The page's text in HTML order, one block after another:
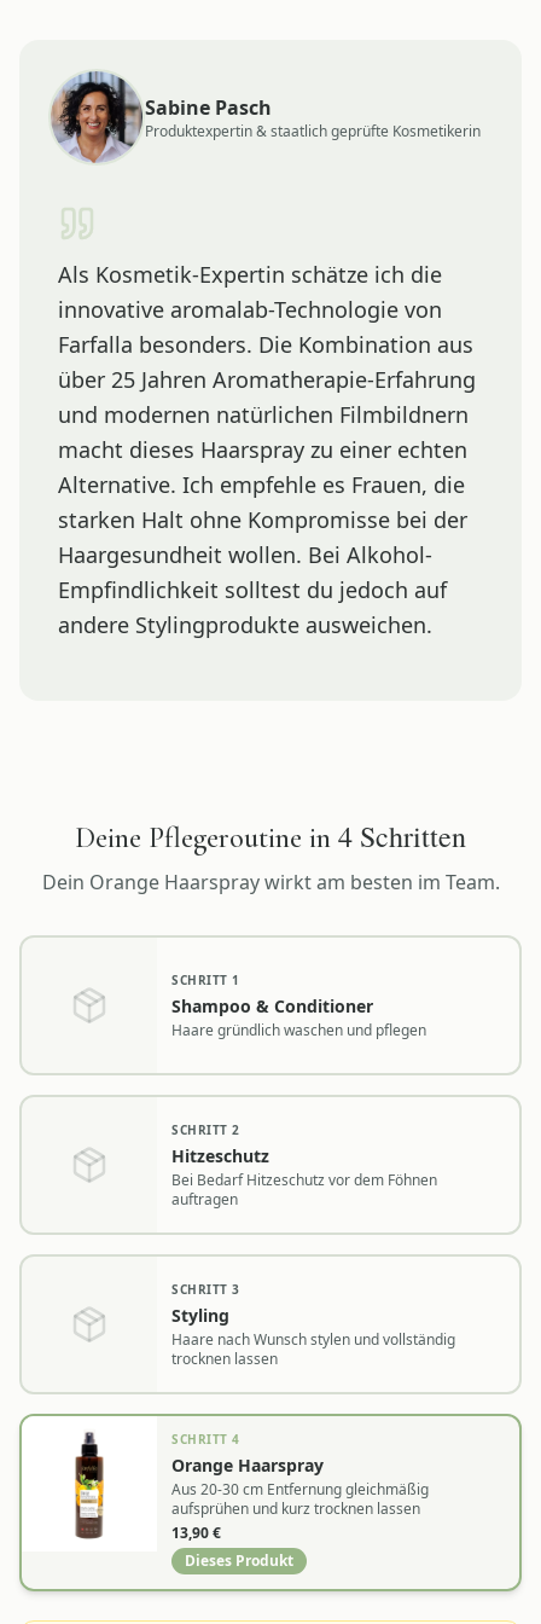
Sabine Pasch
Produktexpertin & staatlich geprüfte Kosmetikerin
Als Kosmetik-Expertin schätze ich die
innovative aromalab-Technologie von
Farfalla besonders. Die Kombination aus
über 25 Jahren Aromatherapie-Erfahrung
und modernen natürlichen Filmbildnern
macht dieses Haarspray zu einer echten
Alternative. Ich empfehle es Frauen, die
starken Halt ohne Kompromisse bei der
Haargesundheit wollen. Bei Alkohol-
Empfindlichkeit solltest du jedoch auf
andere Stylingprodukte ausweichen.
Deine Pflegeroutine in 4 Schritten
Dein Orange Haarspraywirkt am besten im Team.
SCHRITT 1
Shampoo & Conditioner
Haare gründlich waschen und pflegen
SCHRITT 2
Hitzeschutz
Bei Bedarf Hitzeschutz vor dem Föhnen
auftragen
SCHRITT 3
Styling
Haare nach Wunsch stylen und vollständig
trocknen lassen
SCHRITT 4
Orange Haarspray
Aus 20-30 cm Entfernung gleichmäßig
aufsprühen und kurz trocknen lassen
13,90€
Dieses Produkt